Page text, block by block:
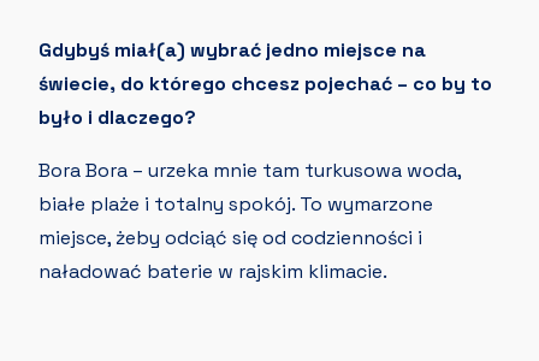
Gdybyś miał(a) wybrać jedno miejsce na
świecie, do którego chcesz pojechać – co by to
było i dlaczego?
Bora Bora – urzeka mnie tam turkusowa woda,
białe plaże i totalny spokój. To wymarzone
miejsce, żeby odciąć się od codzienności i
naładować baterie w rajskim klimacie.